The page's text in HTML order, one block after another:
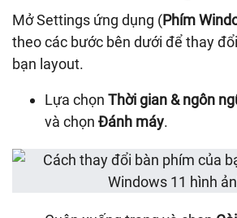
Mở Settings ứng dụng (Phím
theo các bước bên dưới để thay
bạn layout.
Lựa chọn Thời gian & ngôn
và chọn Đánh máy.